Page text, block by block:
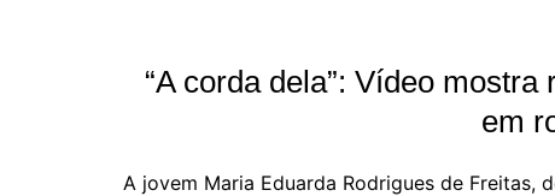
“A corda dela”: Vídeo
em
A jovem Maria Eduarda Rodrigues de Freitas,